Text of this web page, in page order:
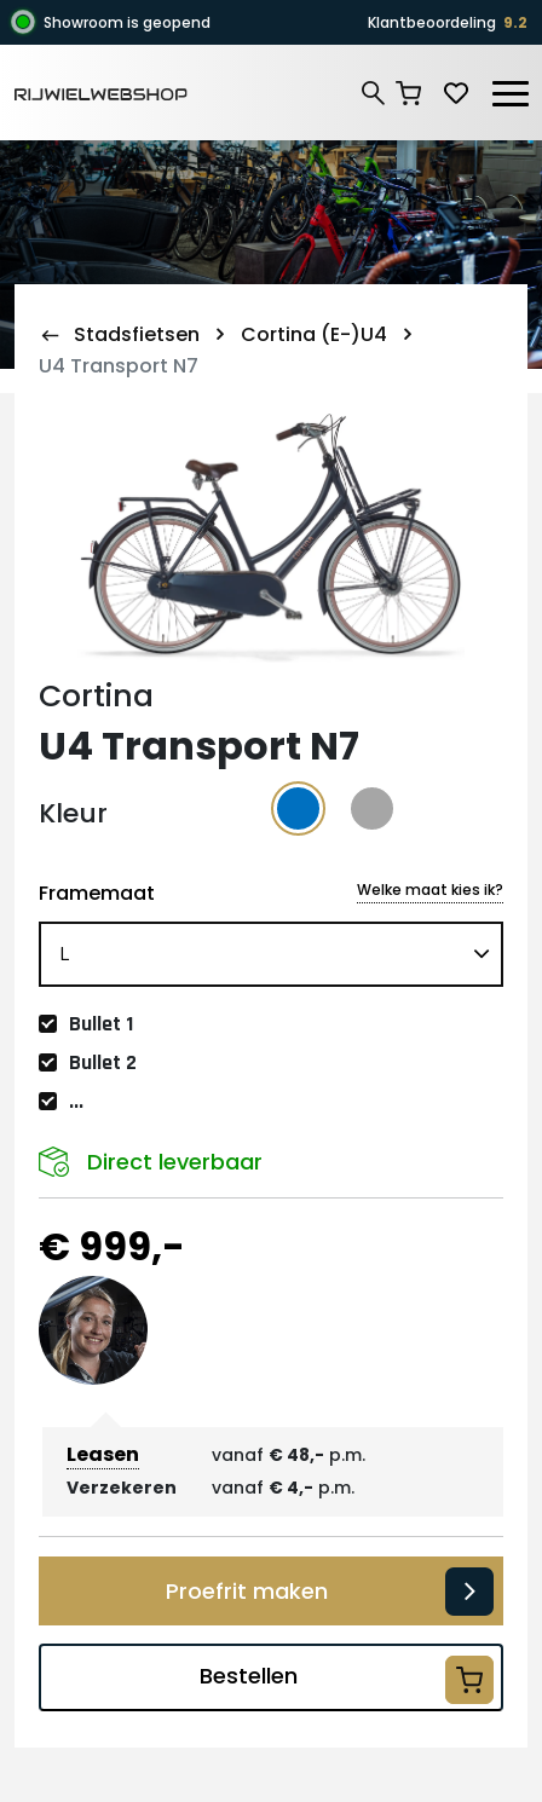
Zoeken
Showroom is geopend Klantbeoordeling 9.2
Stadsfietsen
Cortina (E-)U4
U4 Transport N7
Cortina
U4 Transport N7
Kleur
Framemaat Welke maat kies ik?
Bullet 1
Bullet 2
...
Direct leverbaar
€ 999,-
Leasen vanaf € 48,- p.m.
Verzekeren
vanaf € 4,- p.m.
Proefrit maken
Bestellen